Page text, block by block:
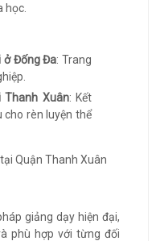
học.
ở Đống Đa: Trang
Thanh Xuân: Kết
cho rèn luyện thể
giảng dạy hiện đại,
phù hợp với từng đối